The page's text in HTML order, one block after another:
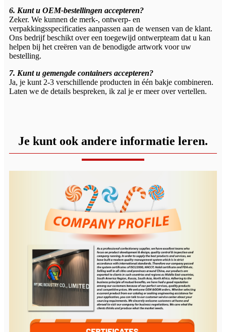
6. Kunt u OEM-bestellingen accepteren?
Zeker. We kunnen de merk-, ontwerp- en
verpakkingsspecificaties aanpassen aan de wensen van de klant.
Ons bedrijf beschikt over een toegewijd ontwerpteam dat u kan
helpen bij het creëren van de benodigde artwork voor uw
bestelling.
7. Kunt u gemengde containers accepteren?
Ja, je kunt 2-3 verschillende producten in één bakje combineren.
Laten we de details bespreken, ik zal je er meer over vertellen.
Je kunt ook andere informatie leren.